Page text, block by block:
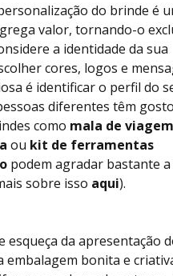
do brinde é
valor, tornando-o
a identidade da sua
cores, logos e
é identificar o perfil do
diferentes têm
como mala de viagem
ou kit de ferramentas
podem agradar bastante
sobre isso aqui).
esqueça da apresentação
embalagem bonita e